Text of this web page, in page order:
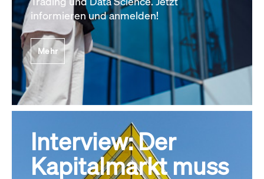
informieren und anmelden!
Mehr
Interview: Der
Kapitalmarkt muss